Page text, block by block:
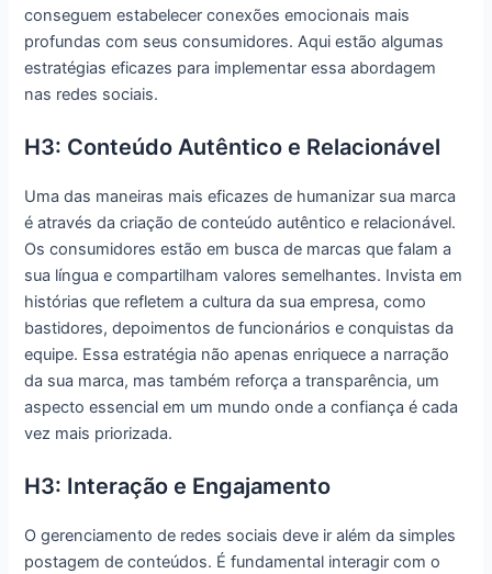
conseguem estabelecer conexões emocionais mais
profundas com seus consumidores. Aqui estão algumas
estratégias eficazes para implementar essa abordagem
nas redes sociais.
H3: Conteúdo Autêntico e Relacionável
Uma das maneiras mais eficazes de humanizar sua marca
é através da criação de conteúdo autêntico e relacionável.
Os consumidores estão em busca de marcas que falam a
sua língua e compartilham valores semelhantes. Invista em
histórias que refletem a cultura da sua empresa, como
bastidores, depoimentos de funcionários e conquistas da
equipe. Essa estratégia não apenas enriquece a narração
da sua marca, mas também reforça a transparência, um
aspecto essencial em um mundo onde a confiança é cada
vez mais priorizada.
H3: Interação e Engajamento
O gerenciamento de redes sociais deve ir além da simples
postagem de conteúdos. É fundamental interagir com o